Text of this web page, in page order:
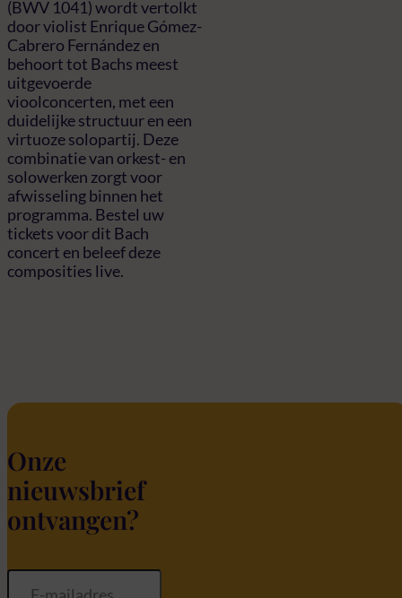
(BWV 1041) wordt vertolkt
door violist Enrique Gómez-
Cabrero Fernández en
behoort tot Bachs meest
uitgevoerde
vioolconcerten, met een
duidelijke structuur en een
virtuoze solopartij. Deze
combinatie van orkest- en
solowerken zorgt voor
afwisseling binnen het
programma. Bestel uw
tickets voor dit Bach
concert en beleef deze
composities live.
Onze
nieuwsbrief
ontvangen?